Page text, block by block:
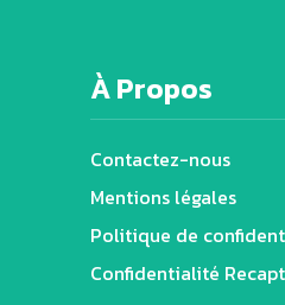
À Propos
Contactez-nous
Mentions légales
Politique de
Confidentialité